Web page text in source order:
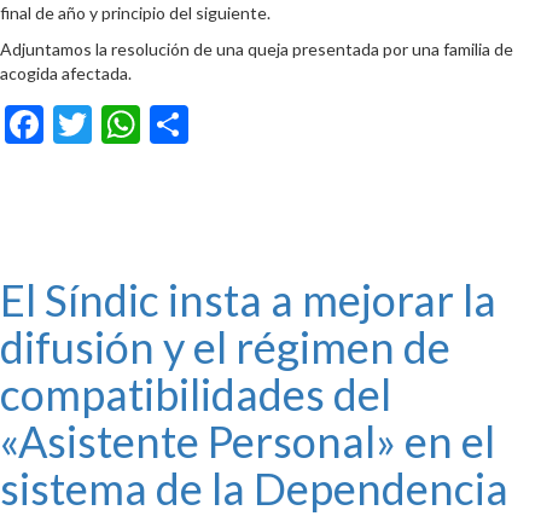
final de año y principio del siguiente.
Adjuntamos la resolución de una queja presentada por una familia de
acogida afectada.
Facebook
TwitterWhatsApp
El Síndic insta a mejorar la
difusión y el régimen de
compatibilidades del
«Asistente Personal» en el
sistema de la Dependencia